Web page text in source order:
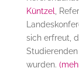
Küntzel,
sich erfreut,
wurden.